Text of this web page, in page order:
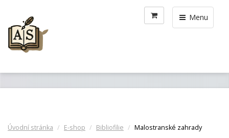
Menu
Úvodní stránka E-shop Bibliofilie Malostranské zahrady